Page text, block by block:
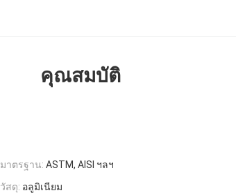
คุณสมบัติ
มาตรฐาน: ASTM, AISI ฯลฯ
วัสดุ: อลูมิเนียม